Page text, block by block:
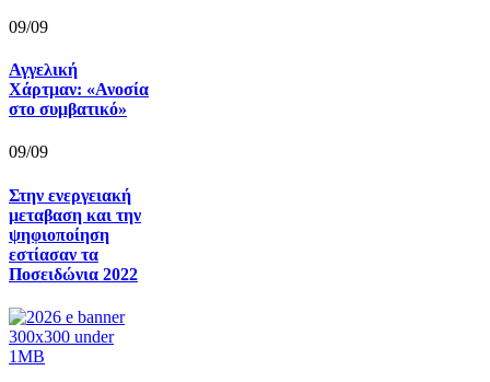
09/09
Αγγελική
Χάρτμαν: «Ανοσία
στο συμβατικό»
09/09
Στην ενεργειακή
μεταβαση και την
ψηφιοποίηση
εστίασαν τα
Ποσειδώνια 2022